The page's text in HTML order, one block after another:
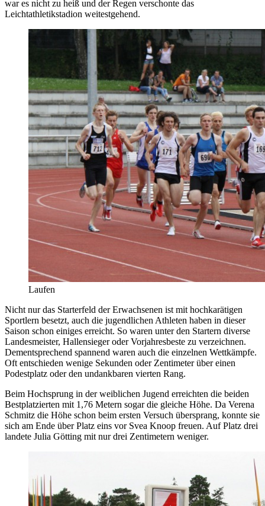
war es nicht zu heiß und der Regen verschonte das
Leichtathletikstadion weitestgehend.
Laufen
Nicht nur das Starterfeld der Erwachsenen ist mit hochkarätigen
Sportlern besetzt, auch die jugendlichen Athleten haben in dieser
Saison schon einiges erreicht. So waren unter den Startern diverse
Landesmeister, Hallensieger oder Vorjahresbeste zu verzeichnen.
Dementsprechend spannend waren auch die einzelnen Wettkämpfe.
Oft entschieden wenige Sekunden oder Zentimeter über einen
Podestplatz oder den undankbaren vierten Rang.
Beim Hochsprung in der weiblichen Jugend erreichten die beiden
Bestplatzierten mit 1,76 Metern sogar die gleiche Höhe. Da Verena
Schmitz die Höhe schon beim ersten Versuch übersprang, konnte sie
sich am Ende über Platz eins vor Svea Knoop freuen. Auf Platz drei
landete Julia Götting mit nur drei Zentimetern weniger.